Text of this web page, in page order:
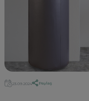
23.09.2024 Paylaş